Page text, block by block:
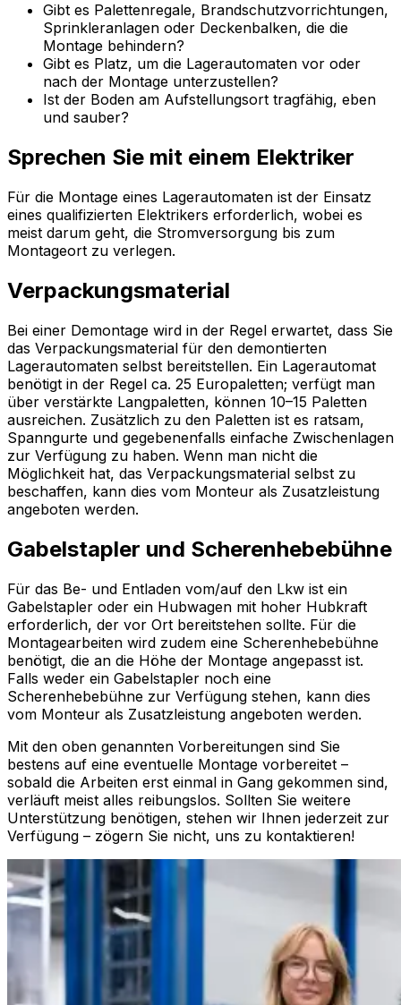
Gibt es Palettenregale, Brandschutzvorrichtungen,
Sprinkleranlagen oder Deckenbalken, die die
Montage behindern?
Gibt es Platz, um die Lagerautomaten vor oder
nach der Montage unterzustellen?
Ist der Boden am Aufstellungsort tragfähig, eben
und sauber?
Sprechen Sie mit einem Elektriker
Für die Montage eines Lagerautomaten ist der Einsatz
eines qualifizierten Elektrikers erforderlich, wobei es
meist darum geht, die Stromversorgung bis zum
Montageort zu verlegen.
Verpackungsmaterial
Bei einer Demontage wird in der Regel erwartet, dass Sie
das Verpackungsmaterial für den demontierten
Lagerautomaten selbst bereitstellen. Ein Lagerautomat
benötigt in der Regel ca. 25 Europaletten; verfügt man
über verstärkte Langpaletten, können 10–15 Paletten
ausreichen. Zusätzlich zu den Paletten ist es ratsam,
Spanngurte und gegebenenfalls einfache Zwischenlagen
zur Verfügung zu haben. Wenn man nicht die
Möglichkeit hat, das Verpackungsmaterial selbst zu
beschaffen, kann dies vom Monteur als Zusatzleistung
angeboten werden.
Gabelstapler und Scherenhebebühne
Für das Be- und Entladen vom/auf den Lkw ist ein
Gabelstapler oder ein Hubwagen mit hoher Hubkraft
erforderlich, der vor Ort bereitstehen sollte. Für die
Montagearbeiten wird zudem eine Scherenhebebühne
benötigt, die an die Höhe der Montage angepasst ist.
Falls weder ein Gabelstapler noch eine
Scherenhebebühne zur Verfügung stehen, kann dies
vom Monteur als Zusatzleistung angeboten werden.
Mit den oben genannten Vorbereitungen sind Sie
bestens auf eine eventuelle Montage vorbereitet –
sobald die Arbeiten erst einmal in Gang gekommen sind,
verläuft meist alles reibungslos. Sollten Sie weitere
Unterstützung benötigen, stehen wir Ihnen jederzeit zur
Verfügung – zögern Sie nicht, uns zu kontaktieren!